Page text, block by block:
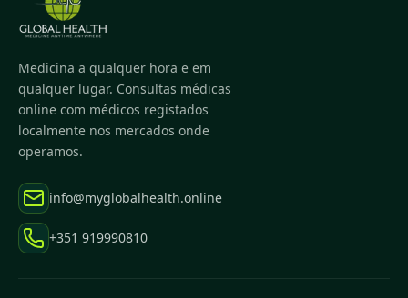
Medicina a qualquer hora e em
qualquer lugar. Consultas médicas
online com médicos registados
localmente nos mercados onde
operamos.
info@myglobalhealth.online
+351 919990810